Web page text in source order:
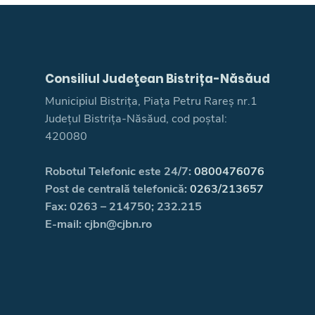
Consiliul Judeţean Bistrița-Năsăud
Municipiul Bistrița, Piața Petru Rareș nr.1
Județul Bistrița-Năsăud, cod poștal:
420080
Robotul Telefonic este 24/7: 0800476076
Post de centrală telefonică: 0263/213657
Fax: 0263 – 214750; 232.215
E-mail: cjbn@cjbn.ro